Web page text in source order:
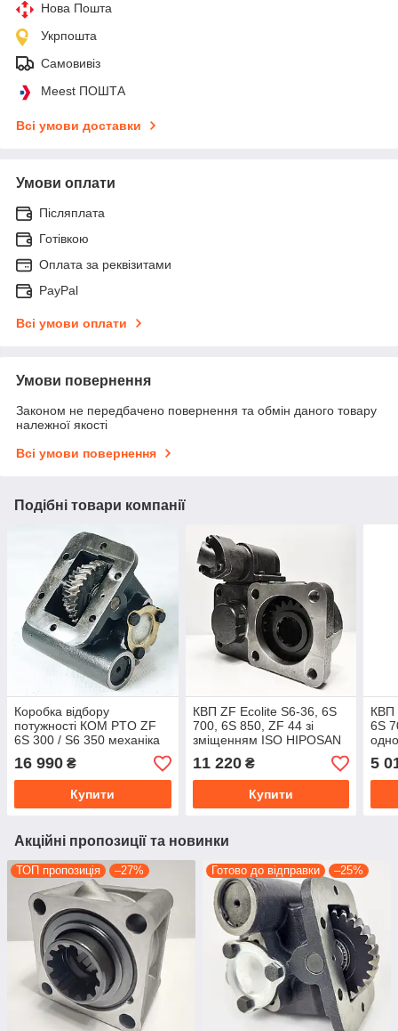
Нова Пошта
Укрпошта
Самовивіз
Meest ПОШТА
Всі умови доставки
Умови оплати
Післяплата
Готівкою
Оплата за реквізитами
PayPal
Всі умови оплати
Умови повернення
Законом не передбачено повернення та обмін даного товару
належної якості
Всі умови повернення
Подібні товари компанії
Коробка відбору
потужності КОМ PTO ZF
6S 300 / S6 350 механіка
16 990 ₴
Купити
КВП ZF Ecolite S6-36, 6S
700, 6S 850, ZF 44 зі
зміщенням ISO HIPOSAN
11 220₴
Купити
КВП
6S
5
Акційні пропозиції та новинки
ТОП пропозиція –27% Готово до відправки –25%